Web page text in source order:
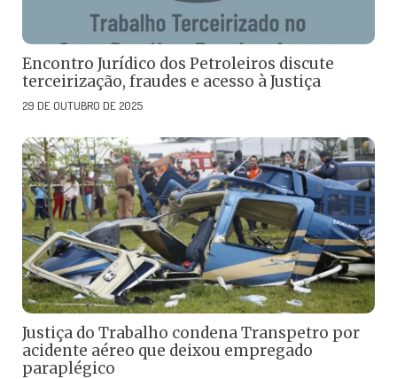
Encontro Jurídico dos Petroleiros discute
terceirização, fraudes e acesso à Justiça
29 DE OUTUBRO DE 2025
Justiça do Trabalho condena Transpetro por
acidente aéreo que deixou empregado
paraplégico